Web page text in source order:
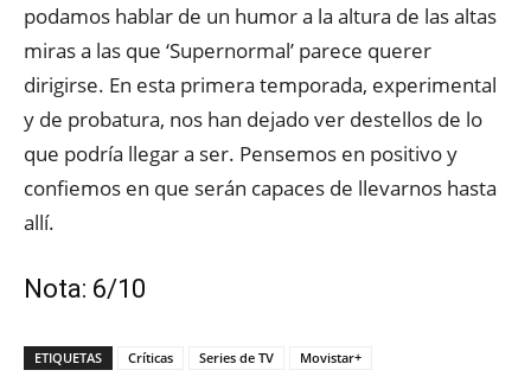
podamos hablar de un humor a la altura de las altas
miras a las que ‘Supernormal’ parece querer
dirigirse. En esta primera temporada, experimental
y de probatura, nos han dejado ver destellos de lo
que podría llegar a ser. Pensemos en positivo y
confiemos en que serán capaces de llevarnos hasta
allí.
Nota: 6/10
ETIQUETAS Críticas Series de TV Movistar+